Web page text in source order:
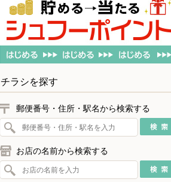
チラシを探す
郵便番号・住所・駅名から検索する
お店の名前から検索する